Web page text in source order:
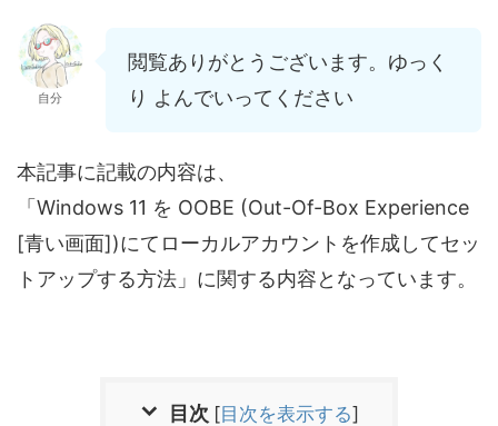
自分
閲覧ありがとうございます。ゆっく
り よんでいってください
本記事に記載の内容は、
「Windows 11 を OOBE (Out-Of-Box Experience
[青い画面])にてローカルアカウントを作成してセッ
トアップする方法」に関する内容となっています。
目次 [目次を表示する]